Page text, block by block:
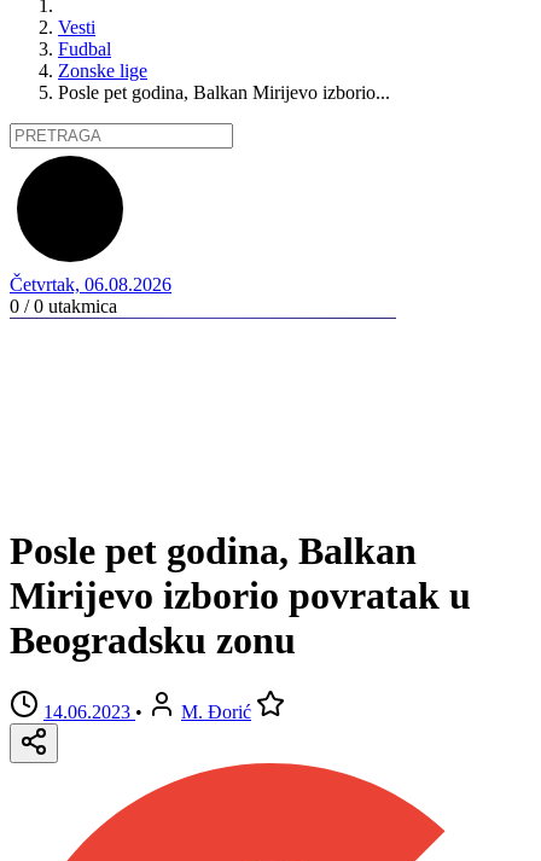
Vesti
Fudbal
Zonske lige
Posle pet godina, Balkan Mirijevo izborio...
Četvrtak, 06.08.2026
0 / 0 utakmica
Posle pet godina, Balkan
Mirijevo izborio povratak u
Beogradsku zonu
14.06.2023 • M. Đorić